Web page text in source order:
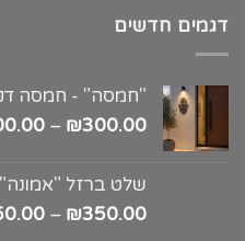
דגמים חדשים
"חמסה" - חמסה
₪300.00
–
שלט ברזל
₪350.00
–